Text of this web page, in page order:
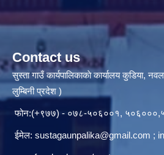
Contact us
सुस्ता गाउँ कार्यपालिकाकाे कार्यालय कुडिया,
लुम्बिनी प्रदेश )
फोन:(+९७७) - ०७८-५०६००१,
ईमेल: sustagaunpalika@gmail.com ;